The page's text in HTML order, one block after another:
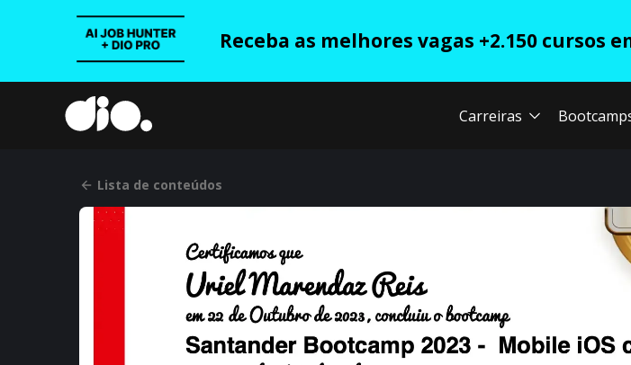
Receba as melhores vagas +2.150 cursos
Carreiras
Lista de conteúdos